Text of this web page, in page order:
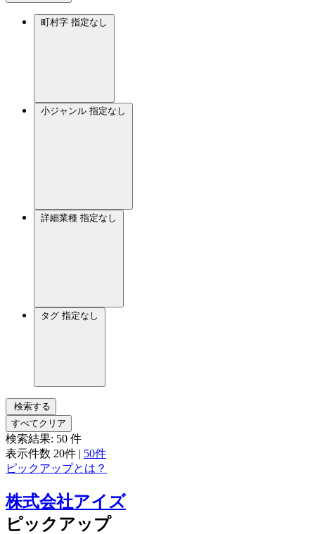
町村字 指定なし
小ジャンル 指定なし
詳細業種 指定なし
タグ 指定なし
検索する
すべてクリア
検索結果: 50 件
表示件数 20件 | 50件
ピックアップとは？
株式会社アイズ
ピックアップ